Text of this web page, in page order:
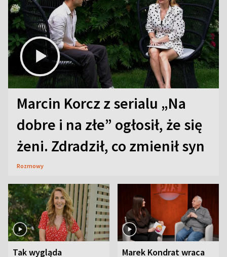
Marcin Korcz z serialu „Na
dobre i na złe” ogłosił, że się
żeni. Zdradził, co zmienił syn
Rozmowy
Tak wygląda Marek Kondrat wraca